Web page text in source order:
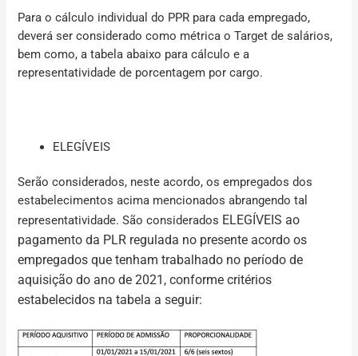
Para o cálculo individual do PPR para cada empregado,
deverá ser considerado como métrica o Target de salários,
bem como, a tabela abaixo para cálculo e a
representatividade de porcentagem por cargo.
ELEGÍVEIS
Serão considerados, neste acordo, os empregados dos
estabelecimentos acima mencionados abrangendo tal
representatividade. São considerados ELEGÍVEIS ao
pagamento da PLR regulada no presente acordo os
empregados que tenham trabalhado no período de
aquisição do ano de 2021, conforme critérios
estabelecidos na tabela a seguir: